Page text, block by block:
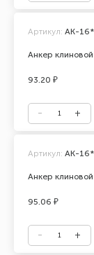
Анкер
Артикул: АК-
93.20 ₽
Анкер
Артикул: АК-
95.06 ₽